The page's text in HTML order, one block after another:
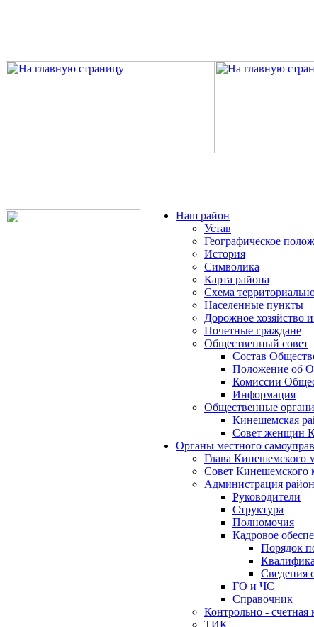
Наш район
Устав
Географическое
История
Символика
Карта района
Схема
Населенные пункты
Дорожное хозяйство и
Почетные граждане
Общественный совет
Состав
Положение об
Комиссии
Информация
Общественные
Кинешемская
Совет женщин
Органы местного
Глава Кинешемского
Совет Кинешемского
Администрация
Руководители
Структура
Полномочия
Кадровое
Порядок
Сведения
ГО и ЧС
Справочник
Контрольно -
ТИК